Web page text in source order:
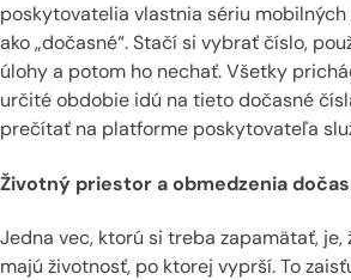
poskytovatelia vlastnia sériu
ako „dočasné“. Stačí si vybrať číslo,
úlohy a potom ho nechať. Všetky
určité obdobie idú na tieto dočasné
prečítať na platforme poskytovateľa
Životný priestor a obmedzenia
Jedna vec, ktorú si treba zapamätať, je,
majú životnosť, po ktorej vyprší. To